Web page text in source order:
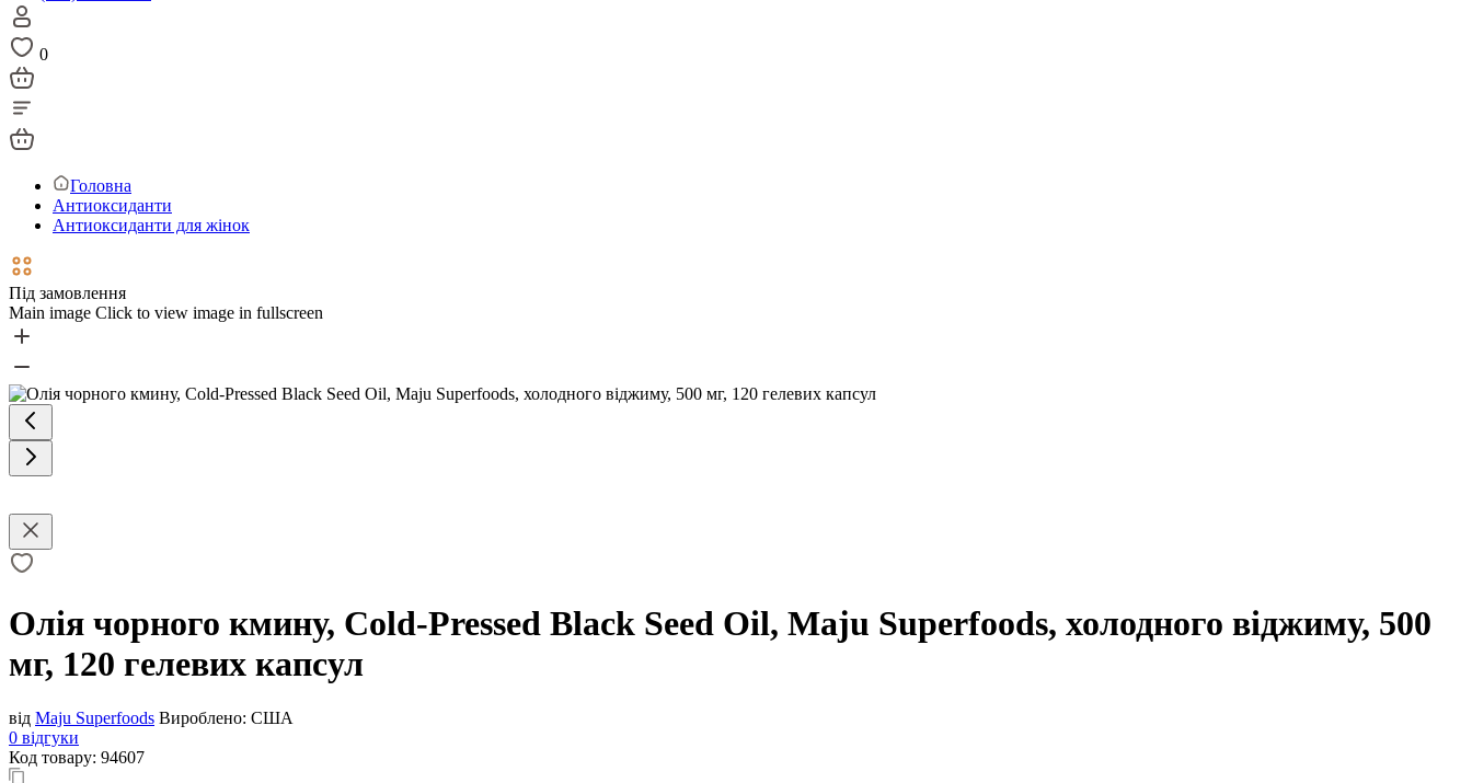
0
Головна
Антиоксиданти
Антиоксиданти для жінок
Під замовлення
Main image Click to view image in fullscreen
Олія чорного кмину, Cold-Pressed Black Seed Oil, Maju Superfoods, холодного віджиму, 500
мг, 120 гелевих капсул
від Maju Superfoods Вироблено: США
0 відгуки
Код товару: 94607